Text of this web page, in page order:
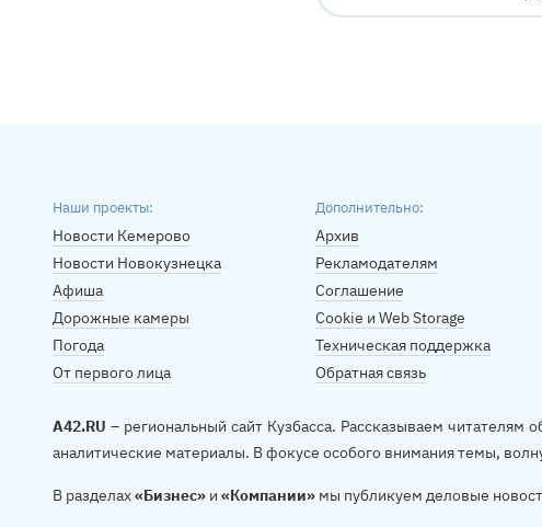
Наши проекты:
Новости Кемерово
Новости Новокузнецка
Афиша
Дорожные камеры
Погода
От первого лица
Дополнительно:
Архив
Рекламодателям
Соглашение
Cookie и Web Storage
Техническая поддержка
Обратная связь
A42.RU – региональный сайт Кузбасса. Рассказываем
аналитические материалы. В фокусе особого внимания темы,
В разделах«Бизнес» и «Компании» мы публикуем деловые